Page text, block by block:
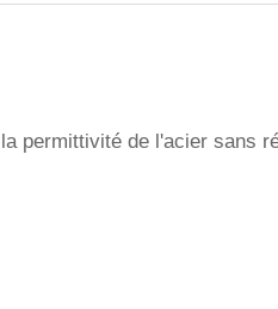
permittivité de l'acier sans